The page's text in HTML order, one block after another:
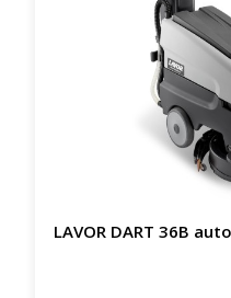
LAVOR DART 36B